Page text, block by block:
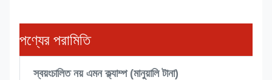
পণ্যের পরামিতি
স্বয়ংচালিত নয় এমন ক্ল্যাম্প (মানুয়ালি টানা)